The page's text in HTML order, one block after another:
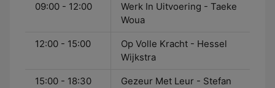
09:00 - 12:00
Werk In Uitvoering - Taeke
Woua
12:00 - 15:00
Op Volle Kracht - Hessel
Wijkstra
15:00 - 18:30
Gezeur Met Leur - Stefan